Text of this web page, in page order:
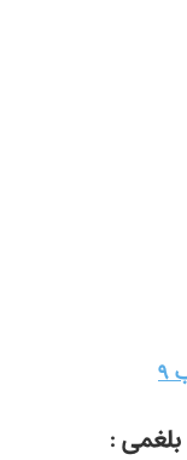
۹
بلغمی :